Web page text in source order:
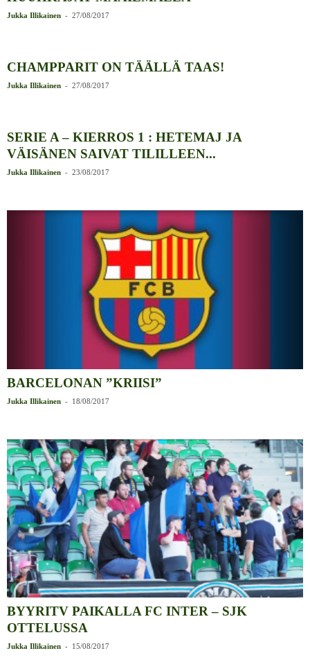
Jukka Illikainen - 27/08/2017
CHAMPPARIT ON TÄÄLLÄ TAAS!
Jukka Illikainen - 27/08/2017
SERIE A – KIERROS 1 : HETEMAJ JA
VÄISÄNEN SAIVAT TILILLEEN...
Jukka Illikainen - 23/08/2017
BARCELONAN ”KRIISI”
Jukka Illikainen - 18/08/2017
BYYRITV PAIKALLA FC INTER – SJK
OTTELUSSA
Jukka Illikainen - 15/08/2017